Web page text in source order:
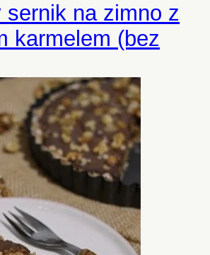
sernik na zimno z
karmelem (bez